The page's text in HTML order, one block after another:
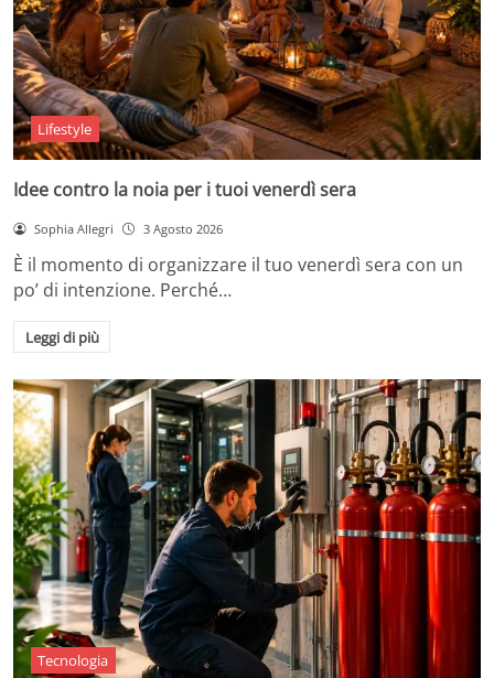
Lifestyle
Idee contro la noia per i tuoi venerdì sera
Sophia Allegri 3 Agosto 2026
È il momento di organizzare il tuo venerdì sera con un
po’ di intenzione. Perché…
Leggi di più
Tecnologia